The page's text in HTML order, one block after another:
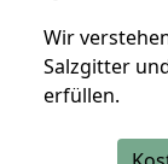
Wir
Salzgitter
erfüllen.